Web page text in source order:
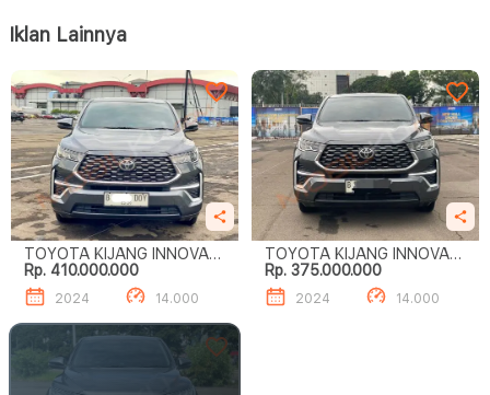
Iklan Lainnya
TOYOTA KIJANG INNOVA
ZENIX 2.0 V CVT
Rp. 410.000.000
2024 14.000
TOYOTA KIJANG INNOVA
ZENIX 2.0 V CVT
Rp. 375.000.000
2024 14.000